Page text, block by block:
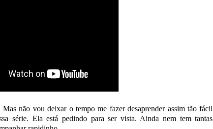
Mas não vou deixar o tempo me fazer desaprender assim tão fácil
série. Ela está pedindo para ser vista. Ainda nem tem tantas